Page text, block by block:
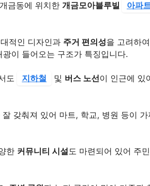
개금동에 위치한 개금모아블루빌 아파
적인 디자인과 주거 편의성을 고려하
이 들어오는 구조가 특징입니다.
도 지하철 및 버스 노선이 인근에 있
잘 갖춰져 있어 마트, 학교, 병원 등이
한 커뮤니티 시설도 마련되어 있어 주